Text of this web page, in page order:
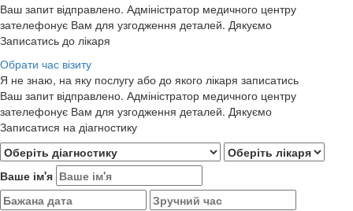
Ваш запит відправлено. Адміністратор медичного центру
зателефонує Вам для узгодження деталей. Дякуємо
Записатись до лікаря
Обрати час візиту
Я не знаю, на яку послугу або до якого лікаря записатись
Ваш запит відправлено. Адміністратор медичного центру
зателефонує Вам для узгодження деталей. Дякуємо
Записатися на діагностику
Ваше ім'я